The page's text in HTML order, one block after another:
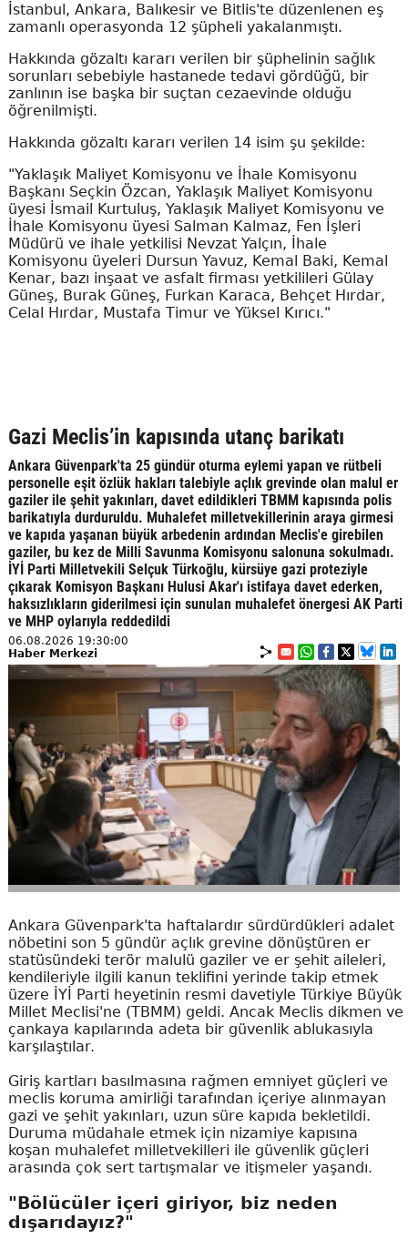
İstanbul, Ankara, Balıkesir ve Bitlis'te düzenlenen eş
zamanlı operasyonda 12 şüpheli yakalanmıştı.
Hakkında gözaltı kararı verilen bir şüphelinin sağlık
sorunları sebebiyle hastanede tedavi gördüğü, bir
zanlının ise başka bir suçtan cezaevinde olduğu
öğrenilmişti.
Hakkında gözaltı kararı verilen 14 isim şu şekilde:
"Yaklaşık Maliyet Komisyonu ve İhale Komisyonu
Başkanı Seçkin Özcan, Yaklaşık Maliyet Komisyonu
üyesi İsmail Kurtuluş, Yaklaşık Maliyet Komisyonu ve
İhale Komisyonu üyesi Salman Kalmaz, Fen İşleri
Müdürü ve ihale yetkilisi Nevzat Yalçın, İhale
Komisyonu üyeleri Dursun Yavuz, Kemal Baki, Kemal
Kenar, bazı inşaat ve asfalt firması yetkilileri Gülay
Güneş, Burak Güneş, Furkan Karaca, Behçet Hırdar,
Celal Hırdar, Mustafa Timur ve Yüksel Kırıcı."
Gazi Meclis’in kapısında utanç barikatı
Ankara Güvenpark'ta 25 gündür oturma eylemi yapan ve rütbeli
personelle eşit özlük hakları talebiyle açlık grevinde olan malul er
gaziler ile şehit yakınları, davet edildikleri TBMM kapısında polis
barikatıyla durduruldu. Muhalefet milletvekillerinin araya girmesi
ve kapıda yaşanan büyük arbedenin ardından Meclis'e girebilen
gaziler, bu kez de Milli Savunma Komisyonu salonuna sokulmadı.
İYİ Parti Milletvekili Selçuk Türkoğlu, kürsüye gazi proteziyle
çıkarak Komisyon Başkanı Hulusi Akar'ı istifaya davet ederken,
haksızlıkların giderilmesi için sunulan muhalefet önergesi AK Parti
ve MHP oylarıyla reddedildi
06.08.2026 19:30:00
Haber Merkezi
Ankara Güvenpark'ta haftalardır sürdürdükleri adalet
nöbetini son 5 gündür açlık grevine dönüştüren er
statüsündeki terör malulü gaziler ve er şehit aileleri,
kendileriyle ilgili kanun teklifini yerinde takip etmek
üzere İYİ Parti heyetinin resmi davetiyle Türkiye Büyük
Millet Meclisi'ne (TBMM) geldi. Ancak Meclis dikmen ve
çankaya kapılarında adeta bir güvenlik ablukasıyla
karşılaştılar.
Giriş kartları basılmasına rağmen emniyet güçleri ve
meclis koruma amirliği tarafından içeriye alınmayan
gazi ve şehit yakınları, uzun süre kapıda bekletildi.
Duruma müdahale etmek için nizamiye kapısına
koşan muhalefet milletvekilleri ile güvenlik güçleri
arasında çok sert tartışmalar ve itişmeler yaşandı.
"Bölücüler içeri giriyor, biz neden
dışarıdayız?"